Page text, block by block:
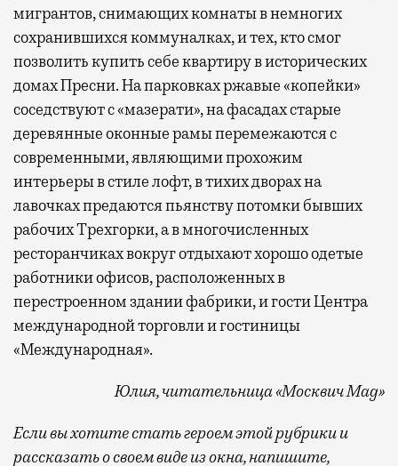
мигрантов, снимающих комнаты в немногих
сохранившихся коммуналках, и тех, кто смог
позволить купить себе квартиру в исторических
домах Пресни. На парковках ржавые «копейки»
соседствуют с «мазерати», на фасадах старые
деревянные оконные рамы перемежаются с
современными, являющими прохожим
интерьеры в стиле лофт, в тихих дворах на
лавочках предаются пьянству потомки бывших
рабочих Трехгорки, а в многочисленных
ресторанчиках вокруг отдыхают хорошо одетые
работники офисов, расположенных в
перестроенном здании фабрики, и гости Центра
международной торговли и гостиницы
«Международная».
Юлия, читательница «Москвич Mag»
Если вы хотите стать героем этой рубрики и
рассказать о своем виде из окна, напишите,